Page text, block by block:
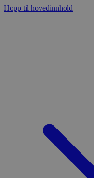
Hopp til hovedinnhold